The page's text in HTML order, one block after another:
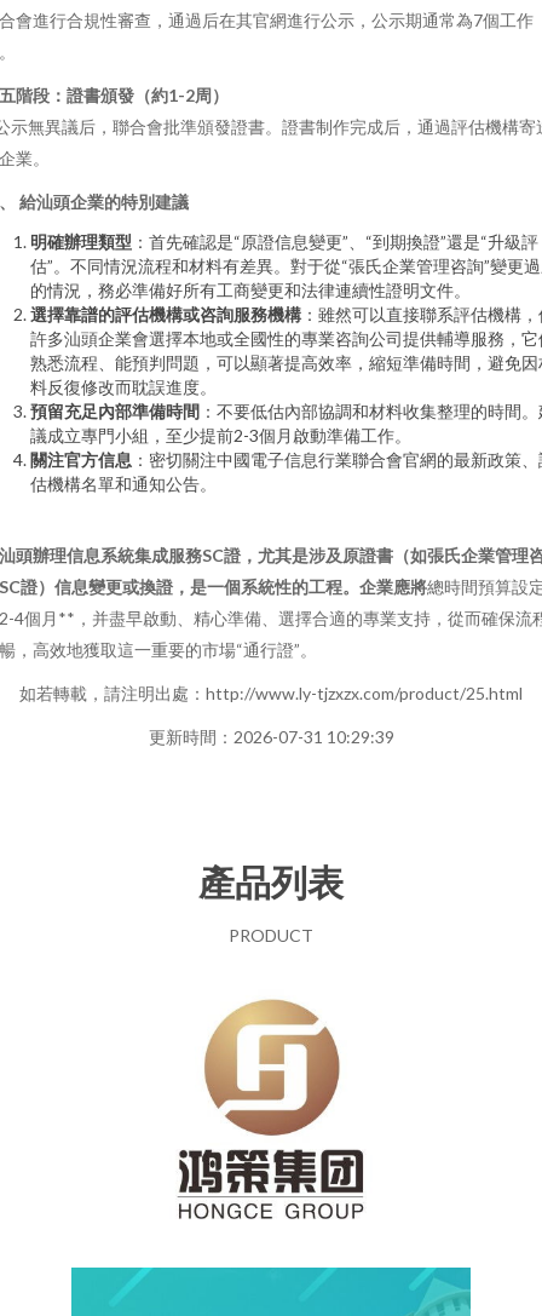
會進行合規性審查，通過后在其官網進行公示，公示期通常為7個工作
階段：證書頒發（約1-2周）
示無異議后，聯合會批準頒發證書。證書制作完成后，通過評估機構寄
業。
給汕頭企業的特別建議
明確辦理類型 ：首先確認是“原證信息變更”、“到期換證”還是“升級評
估”。不同情況流程和材料有差異。對于從“張氏企業管理咨詢”變更
的情況，務必準備好所有工商變更和法律連續性證明文件。
選擇靠譜的評估機構或咨詢服務機構 ：雖然可以直接聯系評估機構
許多汕頭企業會選擇本地或全國性的專業咨詢公司提供輔導服務，它
熟悉流程、能預判問題，可以顯著提高效率，縮短準備時間，避免因
料反復修改而耽誤進度。
預留充足內部準備時間 ：不要低估內部協調和材料收集整理的時間
議成立專門小組，至少提前2-3個月啟動準備工作。
關注官方信息 ：密切關注中國電子信息行業聯合會官網的最新政策、
估機構名單和通知公告。
頭辦理信息系統集成服務SC證，尤其是涉及原證書（如張氏企業管理
證）信息變更或換證，是一個系統性的工程。企業應將總時間預算設
4個月**，并盡早啟動、精心準備、選擇合適的專業支持，從而確保流
，高效地獲取這一重要的市場“通行證”。
如若轉載，請注明出處：http://www.ly-tjzxzx.com/product/25.html
更新時間：2026-07-31 10:29:39
產品列表
PRODUCT